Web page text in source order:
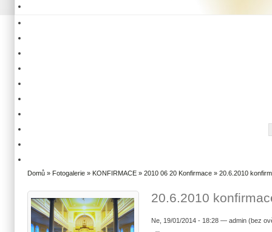
Domů » Fotogalerie » KONFIRMACE » 2010 06 20 Konfirmace » 20.6.2010
20.6.2010
Ne, 19/01/2014 - 18:28 — admin (bez